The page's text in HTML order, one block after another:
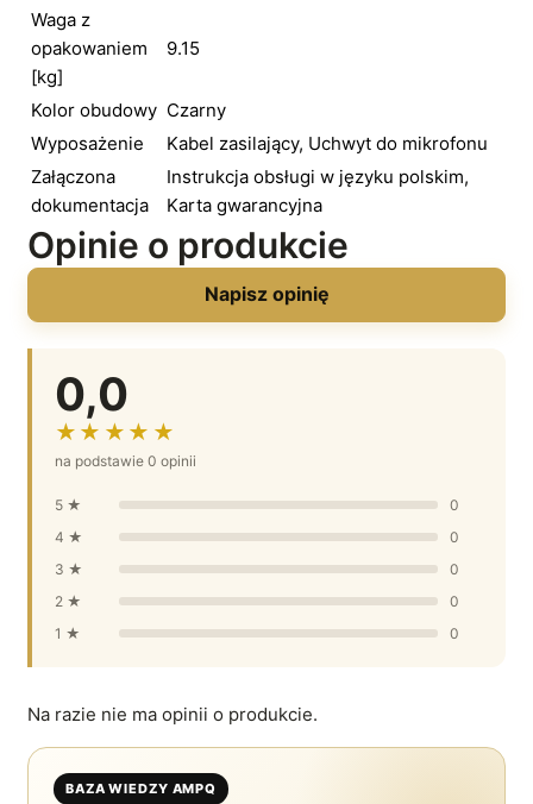
Waga z
opakowaniem
[kg]
9.15
Kolor obudowy Czarny
Wyposażenie
Kabel zasilający, Uchwyt do mikrofonu
Załączona
dokumentacja
Instrukcja obsługi w języku polskim,
Karta gwarancyjna
Opinie o produkcie
Napisz opinię
0,0
★★★★★
na podstawie 0 opinii
5 ★
0
4 ★
0
3 ★
0
2 ★
0
1 ★
0
Na razie nie ma opinii o produkcie.
BAZA WIEDZY AMPQ